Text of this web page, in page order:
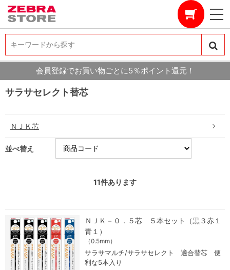
キーワードから探す
キーワードから探す
会員登録でお買い物ごとに5％ポイント還元！
サラサセレクト替芯
ＮＪＫ芯
並べ替え
11件あります
ＮＪＫ－０．５芯 ５本セット（黒３赤１
青１）
（0.5mm）
サラサマルチ/サラサセレクト 適合替芯 便
利な5本入り